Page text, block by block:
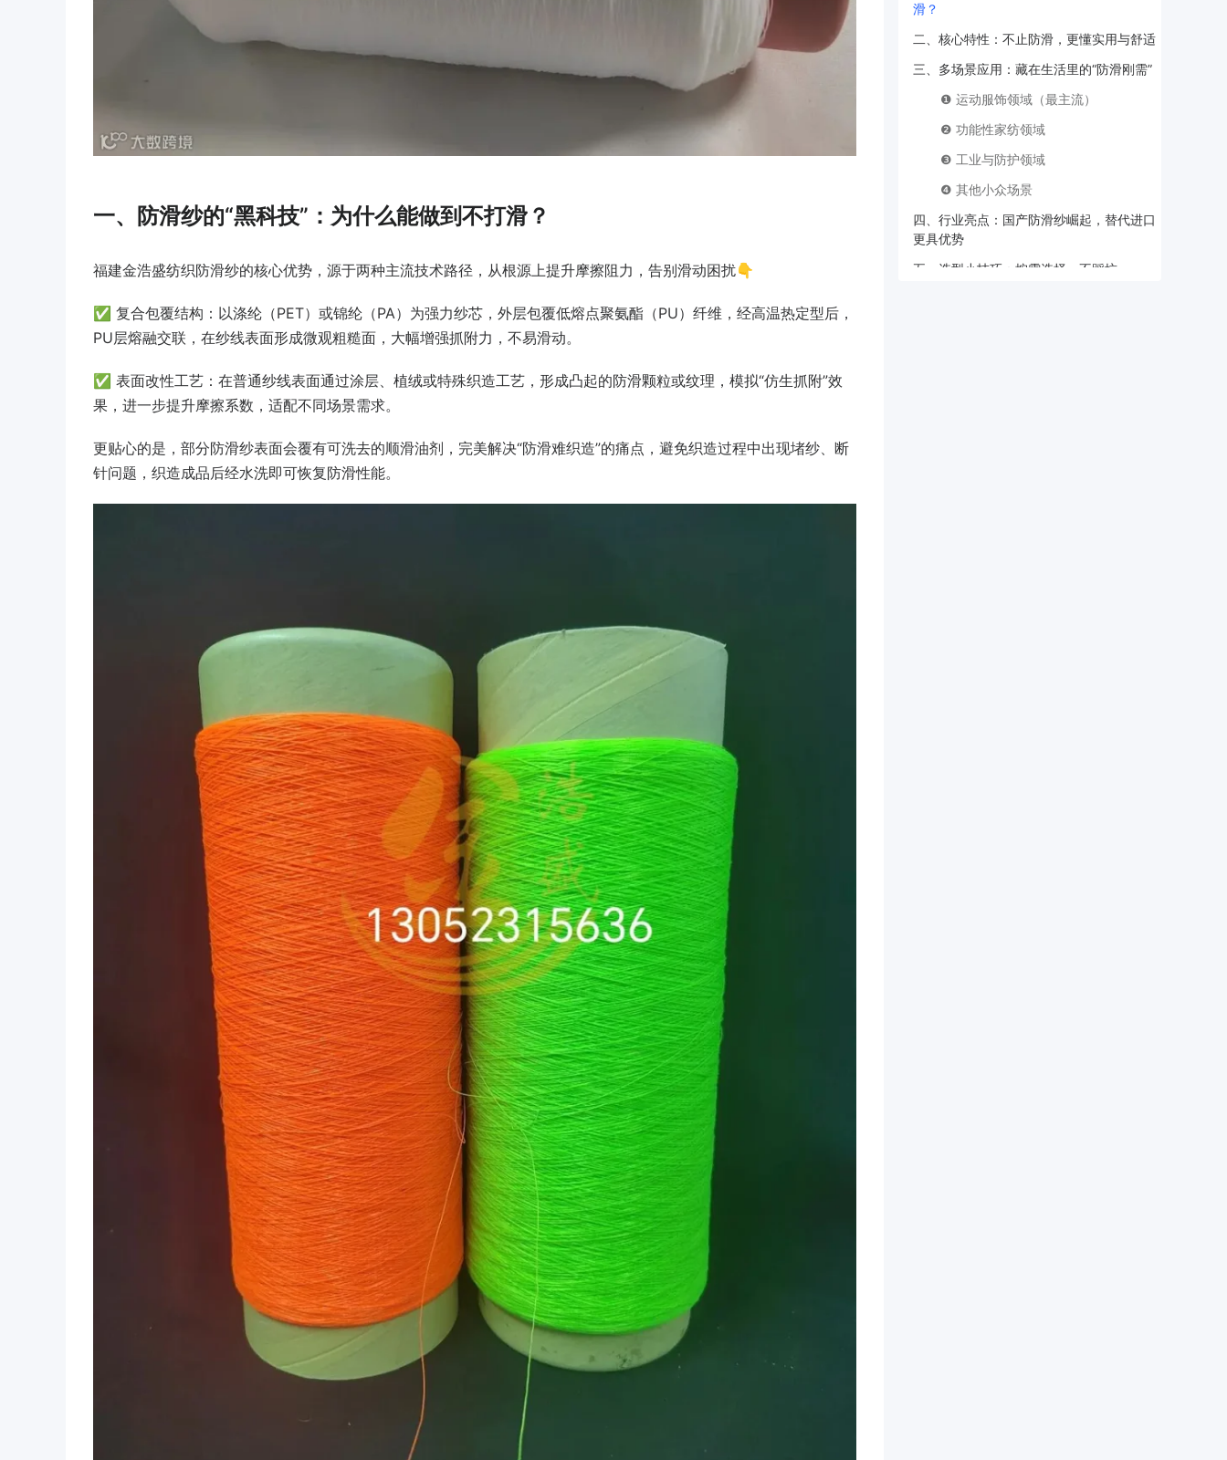
一、防滑纱的“黑科技”：为什么能做到不打滑？
福建金浩盛纺织防滑纱的核心优势，源于两种主流技术路径，从根源上提升摩擦阻力，告别滑动困扰👇
✅ 复合包覆结构：以涤纶（PET）或锦纶（PA）为强力纱芯，外层包覆低熔点聚氨酯（PU）纤维，经高温热定型后，
PU层熔融交联，在纱线表面形成微观粗糙面，大幅增强抓附力，不易滑动。
✅ 表面改性工艺：在普通纱线表面通过涂层、植绒或特殊织造工艺，形成凸起的防滑颗粒或纹理，模拟“仿生抓附”效
果，进一步提升摩擦系数，适配不同场景需求。
更贴心的是，部分防滑纱表面会覆有可洗去的顺滑油剂，完美解决“防滑难织造”的痛点，避免织造过程中出现堵纱、断
针问题，织造成品后经水洗即可恢复防滑性能。
滑？
二、核心特性：不止防滑，更懂实用与舒适
三、多场景应用：藏在生活里的“防滑刚需”
❶ 运动服饰领域（最主流）
❷ 功能性家纺领域
❸ 工业与防护领域
❹ 其他小众场景
四、行业亮点：国产防滑纱崛起，替代进口
更具优势
五、选型小技巧：按需选择，不踩坑